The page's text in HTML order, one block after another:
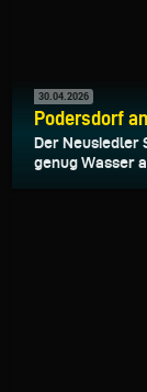
30.04.2026
Podersdorf
Der Neusiedler
genug Wasser